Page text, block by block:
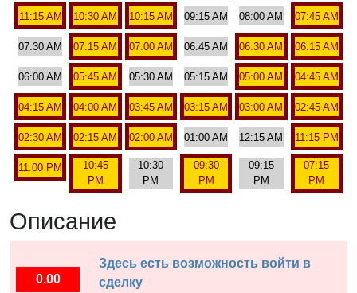
11:15 AM 10:30 AM 10:15 AM 09:15 AM 08:00 AM 07:45 AM
07:30 AM 07:15 AM 07:00 AM 06:45 AM 06:30 AM 06:15 AM
06:00 AM 05:45 AM 05:30 AM 05:15 AM 05:00 AM 04:45 AM
04:15 AM 04:00 AM 03:45 AM 03:15 AM 03:00 AM 02:45 AM
02:30 AM 02:15 AM 02:00 AM 01:00 AM 12:15 AM 11:15 PM
11:00 PM
10:45
PM
10:30
PM
09:30
PM
09:15
PM
07:15
PM
Описание
0.00
Здесь есть возможность войти в
сделку